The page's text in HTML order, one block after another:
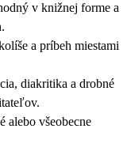
v knižnej forme a
a príbeh miestami
diakritika a drobné
alebo všeobecne